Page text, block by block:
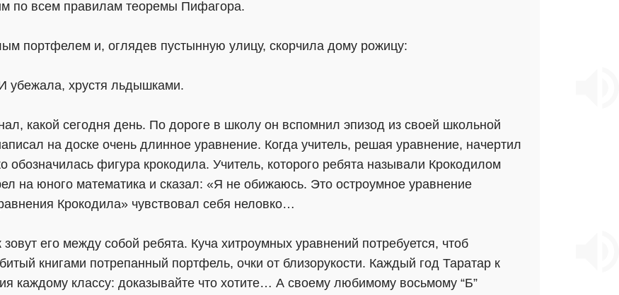
по всем правилам теоремы Пифагора.
портфелем и, оглядев пустынную улицу, скорчила дому рожицу:
убежала, хрустя льдышками.
какой сегодня день. По дороге в школу он вспомнил эпизод из своей школьной
на доске очень длинное уравнение. Когда учитель, решая уравнение, начертил
обозначилась фигура крокодила. Учитель, которого ребята называли Крокодилом
на юного математика и сказал: «Я не обижаюсь. Это остроумное уравнение
Крокодила» чувствовал себя неловко…
его между собой ребята. Куча хитроумных уравнений потребуется, чтоб
книгами потрепанный портфель, очки от близорукости. Каждый год Таратар к
каждому классу: доказывайте что хотите… А своему любимому восьмому “Б”